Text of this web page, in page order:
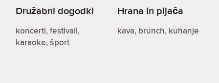
Družabni dogodki
koncerti, festivali,
karaoke, šport
Hrana in pijača
kava, brunch, kuhanje